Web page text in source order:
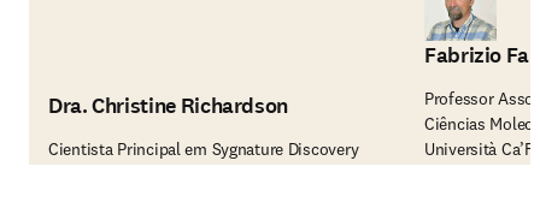
Dra. Christine Richardson
Cientista Principal em Sygnature Discovery
Fabrizio
Professor
Ciências
Università